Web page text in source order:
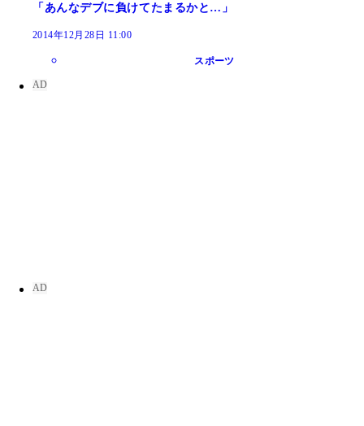
「あんなデブに負けてたまるかと…」
2014年12月28日 11:00
スポーツ